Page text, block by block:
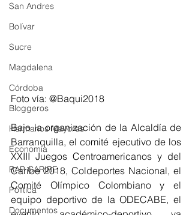
San Andres
Bolívar
Sucre
Magdalena
Córdoba
Bloggeros
Hermanos Mayores
Economía
RAP CARIBE
Política
Documentos
Foto vía: @Baqui2018
Bajo la organización de la Alcaldía de
Barranquilla, el comité ejecutivo de los
XXIII Juegos Centroamericanos y del
Caribe 2018, Coldeportes Nacional, el
Comité Olímpico Colombiano y el
equipo deportivo de la ODECABE, el